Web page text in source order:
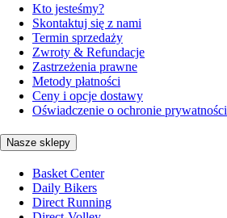
Kto jesteśmy?
Skontaktuj się z nami
Termin sprzedaży
Zwroty & Refundacje
Zastrzeżenia prawne
Metody płatności
Ceny i opcje dostawy
Oświadczenie o ochronie prywatności
Nasze sklepy
Basket Center
Daily Bikers
Direct Running